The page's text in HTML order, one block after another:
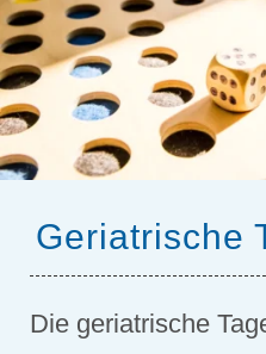
Geriatrische
Die geriatrische